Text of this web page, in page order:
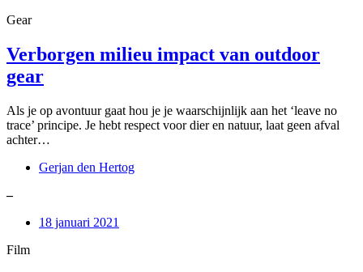
Gear
Verborgen milieu impact van outdoor
gear
Als je op avontuur gaat hou je je waarschijnlijk aan het ‘leave no
trace’ principe. Je hebt respect voor dier en natuur, laat geen afval
achter…
Gerjan den Hertog
–
18 januari 2021
Film